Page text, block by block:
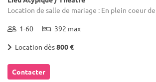
Location de salle de mariage : En plein coeur
1-60 392 max
Location dès800 €
Contacter